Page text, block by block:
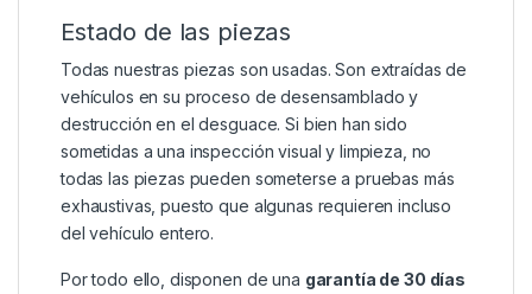
Estado de las piezas
Todas nuestras piezas son usadas. Son extraídas de
vehículos en su proceso de desensamblado y
destrucción en el desguace. Si bien han sido
sometidas a una inspección visual y limpieza, no
todas las piezas pueden someterse a pruebas más
exhaustivas, puesto que algunas requieren incluso
del vehículo entero.
Por todo ello, disponen de una garantía de 30 días